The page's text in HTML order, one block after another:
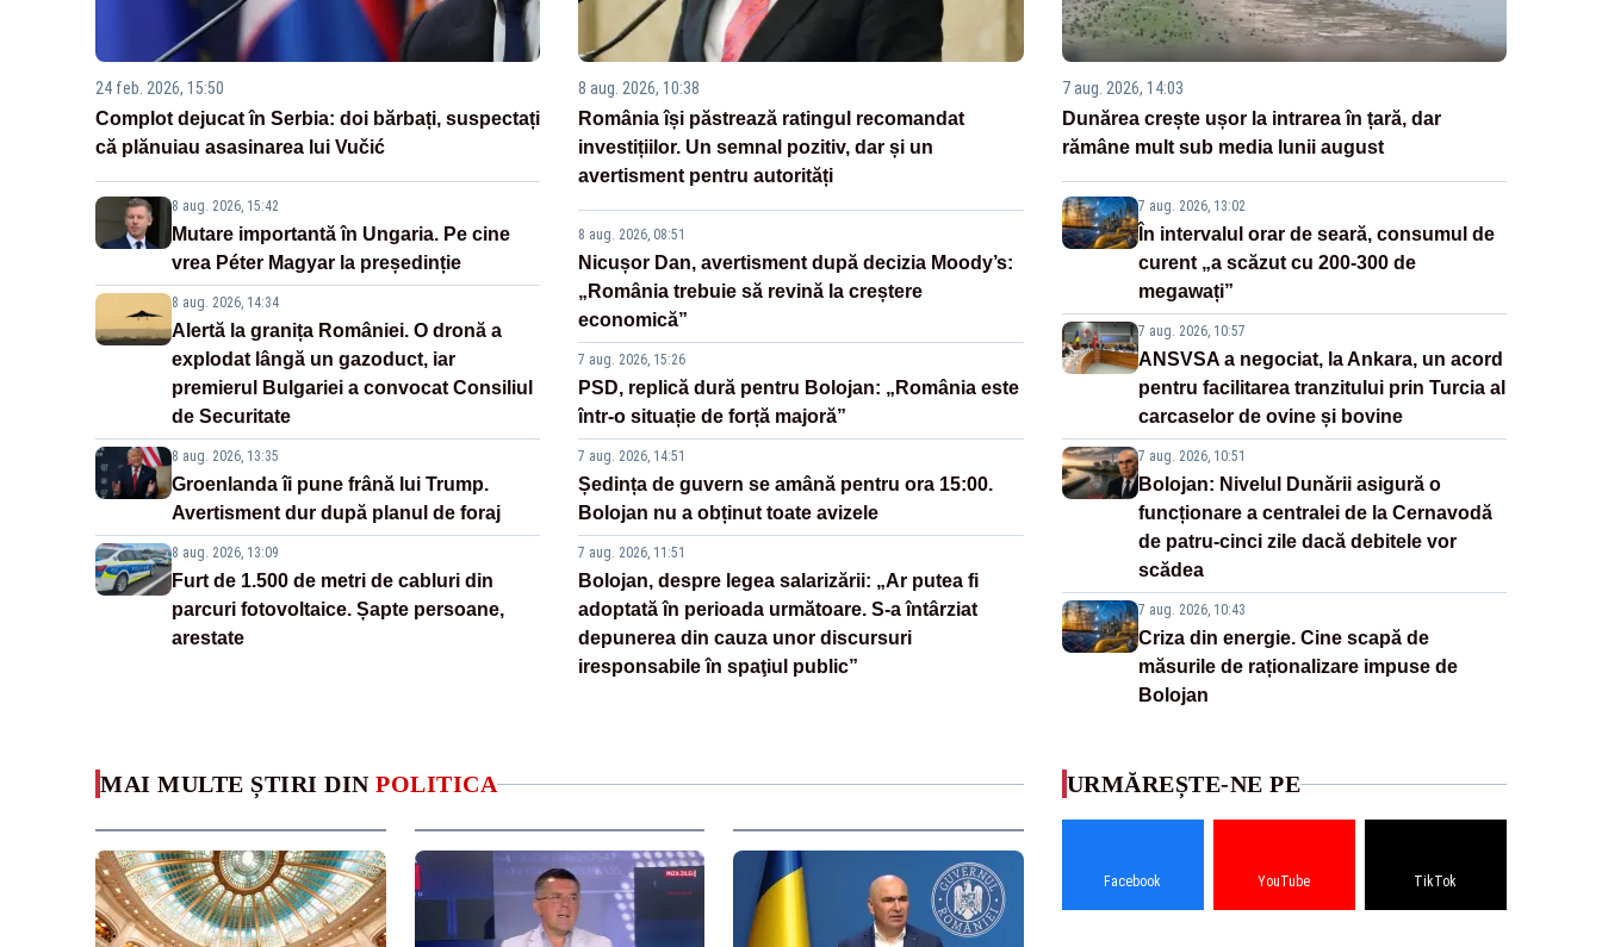
24 feb. 2026, 15:50
Complot dejucat în Serbia: doi bărbați, suspectați
că plănuiau asasinarea lui Vučić
8 aug. 2026, 15:42
Mutare importantă în Ungaria. Pe cine
vrea Péter Magyar la președinție
8 aug. 2026, 14:34
Alertă la granița României. O dronă a
explodat lângă un gazoduct, iar
premierul Bulgariei a convocat Consiliul
de Securitate
8 aug. 2026, 13:35
Groenlanda îi pune frână lui Trump.
Avertisment dur după planul de foraj
8 aug. 2026, 13:09
Furt de 1.500 de metri de cabluri din
parcuri fotovoltaice. Șapte persoane,
arestate
8 aug. 2026, 10:38
România își păstrează ratingul recomandat
investițiilor. Un semnal pozitiv, dar și un
avertisment pentru autorități
8 aug. 2026, 08:51
Nicușor Dan, avertisment după decizia Moody’s:
„România trebuie să revină la creștere
economică”
7 aug. 2026, 15:26
PSD, replică dură pentru Bolojan: „România este
într-o situație de forță majoră”
7 aug. 2026, 14:51
Ședința de guvern se amână pentru ora 15:00.
Bolojan nu a obținut toate avizele
7 aug. 2026, 11:51
Bolojan, despre legea salarizării: „Ar putea fi
adoptată în perioada următoare. S-a întârziat
depunerea din cauza unor discursuri
iresponsabile în spaţiul public”
7 aug. 2026, 14:03
Dunărea crește ușor la intrarea în țară, dar
rămâne mult sub media lunii august
7 aug. 2026, 13:02
În intervalul orar de seară, consumul de
curent „a scăzut cu 200-300 de
megawați”
7 aug. 2026, 10:57
ANSVSA a negociat, la Ankara, un acord
pentru facilitarea tranzitului prin Turcia al
carcaselor de ovine și bovine
7 aug. 2026, 10:51
Bolojan: Nivelul Dunării asigură o
funcționare a centralei de la Cernavodă
de patru-cinci zile dacă debitele vor
scădea
7 aug. 2026, 10:43
Criza din energie. Cine scapă de
măsurile de raționalizare impuse de
Bolojan
MAI MULTE ȘTIRI DIN POLITICA URMĂREȘTE-NE PE
Facebook YouTube TikTok